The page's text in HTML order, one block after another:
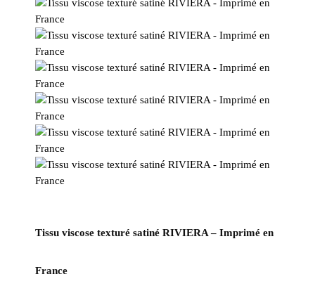
Tissu viscose texturé satiné RIVIERA – Imprimé en
France